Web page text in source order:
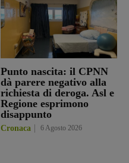
Punto nascita: il CPNN
dà parere negativo alla
richiesta di deroga. Asl e
Regione esprimono
disappunto
Cronaca 6 Agosto 2026